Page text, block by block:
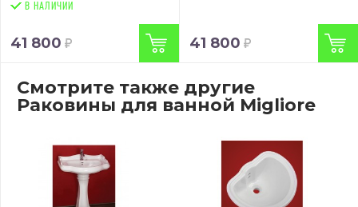
В НАЛИЧИИ
41 800 41 800
Смотрите также другие
Раковины для ванной Migliore